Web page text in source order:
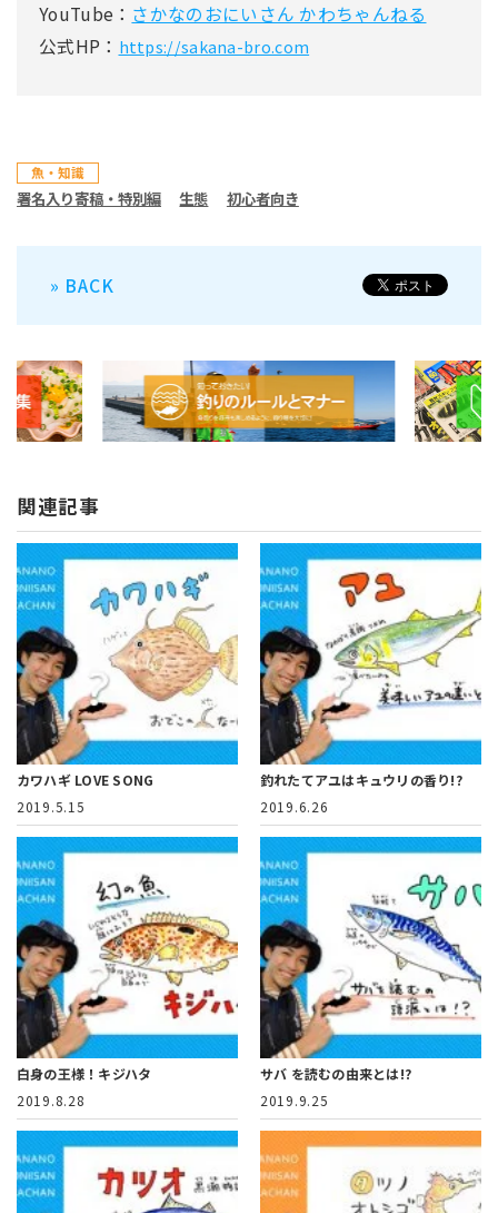
YouTube： さかなのおにいさん かわちゃんねる
公式HP： https://sakana-bro.com
魚・知識
署名入り寄稿・特別編 生態 初心者向き
» BACK
関連記事
カワハギ LOVE SONG
2019.5.15
釣れたてアユはキュウリの香り!?
2019.6.26
白身の王様！キジハタ
2019.8.28
サバ を読むの由来とは!?
2019.9.25